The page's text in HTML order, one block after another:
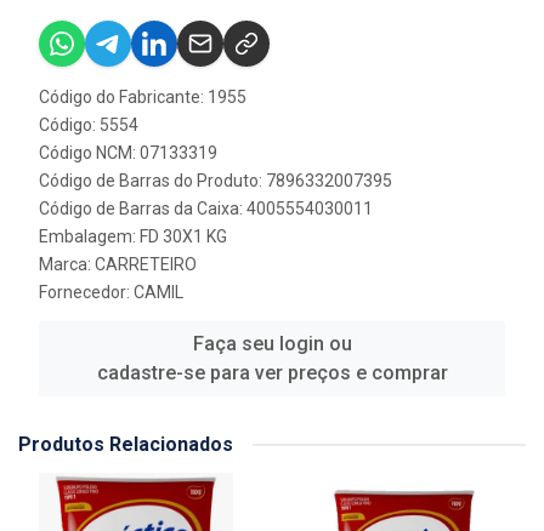
Código do Fabricante: 1955
Código: 5554
Código NCM: 07133319
Código de Barras do Produto: 7896332007395
Código de Barras da Caixa: 4005554030011
Embalagem: FD 30X1 KG
Marca: CARRETEIRO
Fornecedor: CAMIL
Faça seu login ou
cadastre-se para ver preços e comprar
Produtos Relacionados